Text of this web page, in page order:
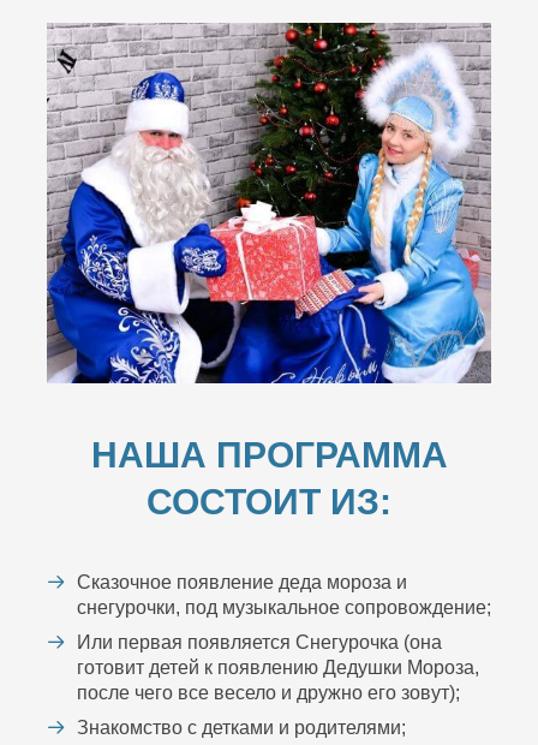
НАША ПРОГРАММА
СОСТОИТ ИЗ:
Сказочное появление деда мороза и
снегурочки, под музыкальное сопровождение;
Или первая появляется Снегурочка (она
готовит детей к появлению Дедушки Мороза,
после чего все весело и дружно его зовут);
Знакомство с детками и родителями;